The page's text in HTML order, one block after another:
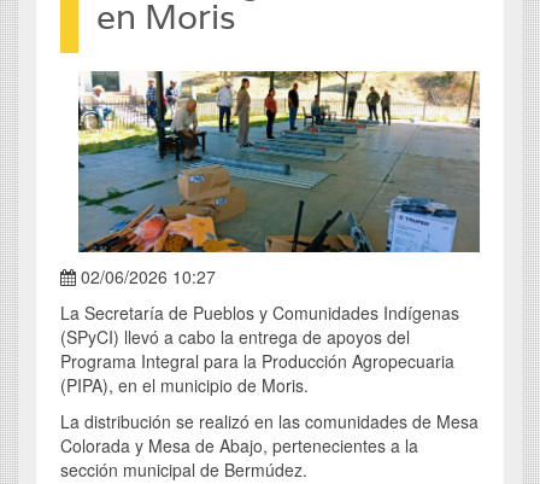
en Moris
02/06/2026 10:27
La Secretaría de Pueblos y Comunidades Indígenas
(SPyCI) llevó a cabo la entrega de apoyos del
Programa Integral para la Producción Agropecuaria
(PIPA), en el municipio de Moris.
La distribución se realizó en las comunidades de Mesa
Colorada y Mesa de Abajo, pertenecientes a la
sección municipal de Bermúdez.